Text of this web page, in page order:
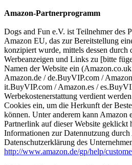
Amazon-Partnerprogramm
Dogs and Fun e.V. ist Teilnehmer des
Amazon EU, das zur Bereitstellung
konzipiert wurde, mittels dessen durch
Werbeanzeigen und Links zu [bitte
Namen der Website ein
Amazon.de / de.BuyVIP.com /
it.BuyVIP.com / Amazon.es /
Werbekostenerstattung verdient
Cookies ein, um die Herkunft der
können. Unter anderem kann Amazon
Partnerlink auf dieser Website geklickt
Informationen zur Datennutzung
Datenschutzerklärung des
http://www.amazon.de/gp/help/